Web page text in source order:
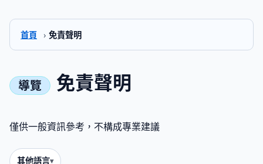
首頁 › 免責聲明
免責聲明
僅供一般資訊參考，不構成專業建議
其他語言